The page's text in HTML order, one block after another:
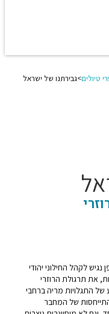
טיולים>גבירתנו של ישראל
לקהל החילוני יהודי
את תרגולת הרוזרי
של התגלויות מריה ברחבי
של המחבר